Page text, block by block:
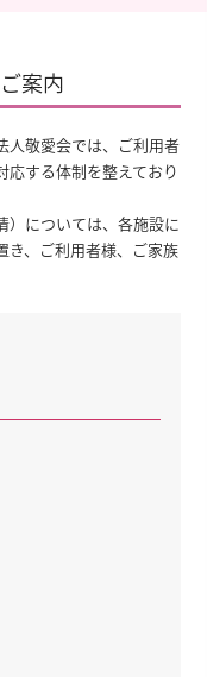
案内
人敬愛会では、ご利用者
する体制を整えており
）については、各施設に
き、ご利用者様、ご家族